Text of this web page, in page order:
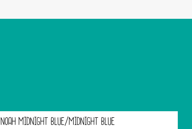
NOAH MIDNIGHT BLUE/MIDNIGHT BLUE